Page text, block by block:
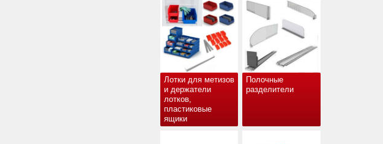
Лотки для метизов
и держатели
лотков,
пластиковые
ящики
Полочные
разделители